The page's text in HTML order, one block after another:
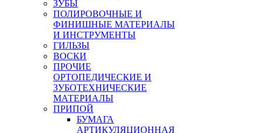
ЗУБЫ
ПОЛИРОВОЧНЫЕ И
ФИНИШНЫЕ МАТЕРИАЛЫ
И ИНСТРУМЕНТЫ
ГИЛЬЗЫ
ВОСКИ
ПРОЧИЕ
ОРТОПЕДИЧЕСКИЕ И
ЗУБОТЕХНИЧЕСКИЕ
МАТЕРИАЛЫ
ПРИПОЙ
БУМАГА
АРТИКУЛЯЦИОННАЯ